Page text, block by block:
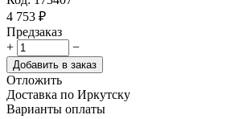
4 753 ₽
Предзаказ
+
−
Добавить в заказ
Отложить
Доставка по Иркутску
Варианты оплаты